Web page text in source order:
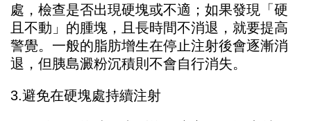
處，檢查是否出現硬塊或不適；如果發現「硬
且不動」的腫塊，且長時間不消退，就要提高
警覺。一般的脂肪增生在停止注射後會逐漸消
退，但胰島澱粉沉積則不會自行消失。
3.避免在硬塊處持續注射